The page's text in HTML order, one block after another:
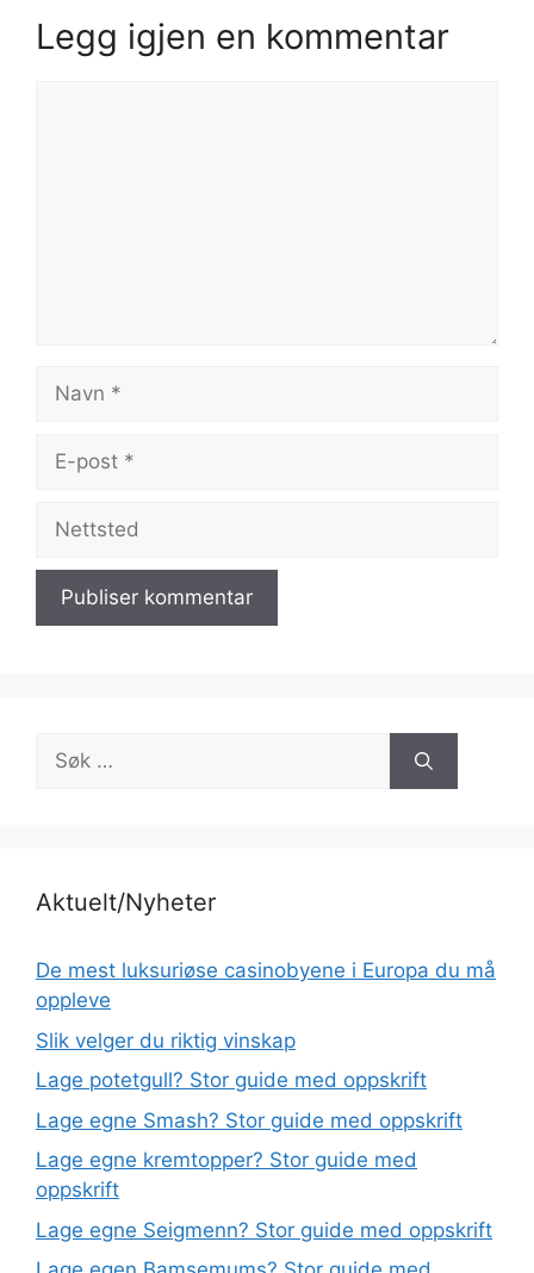
Legg igjen en kommentar
Navn
Nettsted
Søk
etter:
Aktuelt/Nyheter
De mest luksuriøse casinobyene i Europa du må
oppleve
Slik velger du riktig vinskap
Lage potetgull? Stor guide med oppskrift
Lage egne Smash? Stor guide med oppskrift
Lage egne kremtopper? Stor guide med
oppskrift
Lage egne Seigmenn? Stor guide med oppskrift